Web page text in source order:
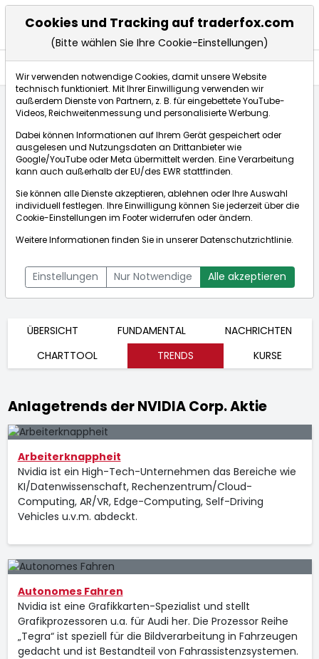
Börse:
US67066G1040]
Aktienkurse
Bid:224,000$Ask:224,003$
ÜBERSICHT FUNDAMENTAL
NACHRICHTEN
CHARTTOOL
TRENDS KURSE
Anlagetrends der NVIDIA Corp. Aktie
Arbeiterknappheit
Nvidia ist ein High-Tech-Unternehmen das Bereiche wie
KI/Datenwissenschaft, Rechenzentrum/Cloud-
Computing, AR/VR, Edge-Computing, Self-Driving
Vehicles u.v.m. abdeckt.
Autonomes Fahren
Nvidia ist eine Grafikkarten-Spezialist und stellt
Grafikprozessoren u.a. für Audi her. Die Prozessor Reihe
„Tegra“ ist speziell für die Bildverarbeitung in Fahrzeugen
gedacht und ist Bestandteil von Fahrassistenzsystemen.
Cookies und Tracking auf traderfox.com
(Bitte wählen Sie Ihre Cookie-Einstellungen)
Wir verwenden notwendige Cookies, damit unsere Website
technisch funktioniert. Mit Ihrer Einwilligung verwenden wir
außerdem Dienste von Partnern, z. B. für eingebettete YouTube-
Videos, Reichweitenmessung und personalisierte Werbung.
Dabei können Informationen auf Ihrem Gerät gespeichert oder
ausgelesen und Nutzungsdaten an Drittanbieter wie
Google/YouTube oder Meta übermittelt werden. Eine Verarbeitung
kann auch außerhalb der EU/des EWR stattfinden.
Sie können alle Dienste akzeptieren, ablehnen oder Ihre Auswahl
individuell festlegen. Ihre Einwilligung können Sie jederzeit über die
Cookie-Einstellungen im Footer widerrufen oder ändern.
Weitere Informationen finden Sie in unsererDatenschutzrichtlinie.
Einstellungen Nur Notwendige Alle akzeptieren